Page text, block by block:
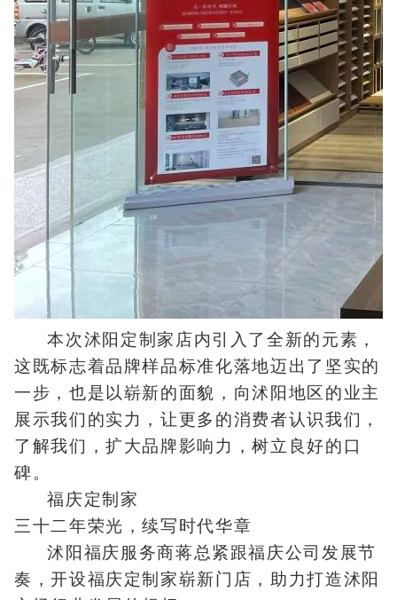
本次沭阳定制家店内引入了全新的元素，
这既标志着品牌样品标准化落地迈出了坚实的
一步，也是以崭新的面貌，向沭阳地区的业主
展示我们的实力，让更多的消费者认识我们，
了解我们，扩大品牌影响力，树立良好的口
碑。
福庆定制家
三十二年荣光，续写时代华章
沭阳福庆服务商蒋总紧跟福庆公司发展节
奏，开设福庆定制家崭新门店，助力打造沭阳